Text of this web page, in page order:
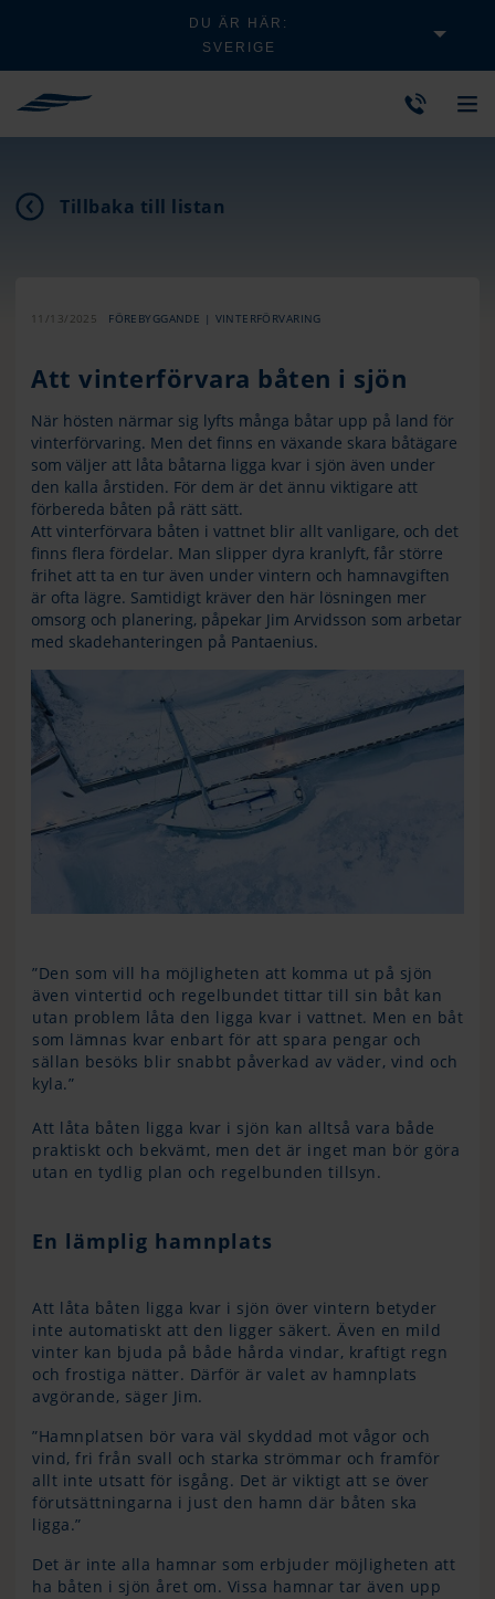
DU ÄR HÄR:
SVERIGE
Tillbaka till listan
11/13/2025 FÖREBYGGANDE | VINTERFÖRVARING
Att vinterförvara båten i sjön
När hösten närmar sig lyfts många båtar upp på land för
vinterförvaring. Men det finns en växande skara båtägare
som väljer att låta båtarna ligga kvar i sjön även under
den kalla årstiden. För dem är det ännu viktigare att
förbereda båten på rätt sätt.
Att vinterförvara båten i vattnet blir allt vanligare, och det
finns flera fördelar. Man slipper dyra kranlyft, får större
frihet att ta en tur även under vintern och hamnavgiften
är ofta lägre. Samtidigt kräver den här lösningen mer
omsorg och planering, påpekar Jim Arvidsson som arbetar
med skadehanteringen på Pantaenius.
”Den som vill ha möjligheten att komma ut på sjön
även vintertid och regelbundet tittar till sin båt kan
utan problem låta den ligga kvar i vattnet. Men en båt
som lämnas kvar enbart för att spara pengar och
sällan besöks blir snabbt påverkad av väder, vind och
kyla.”
Att låta båten ligga kvar i sjön kan alltså vara både
praktiskt och bekvämt, men det är inget man bör göra
utan en tydlig plan och regelbunden tillsyn.
En lämplig hamnplats
Att låta båten ligga kvar i sjön över vintern betyder
inte automatiskt att den ligger säkert. Även en mild
vinter kan bjuda på både hårda vindar, kraftigt regn
och frostiga nätter. Därför är valet av hamnplats
avgörande, säger Jim.
”Hamnplatsen bör vara väl skyddad mot vågor och
vind, fri från svall och starka strömmar och framför
allt inte utsatt för isgång. Det är viktigt att se över
förutsättningarna i just den hamn där båten ska
ligga.”
Det är inte alla hamnar som erbjuder möjligheten att
ha båten i sjön året om. Vissa hamnar tar även upp